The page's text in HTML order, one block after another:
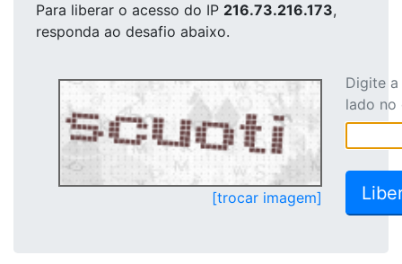
Para liberar o acesso do IP 216.73.216.173,
responda ao desafio abaixo.
[trocar imagem]
Digite
lado no